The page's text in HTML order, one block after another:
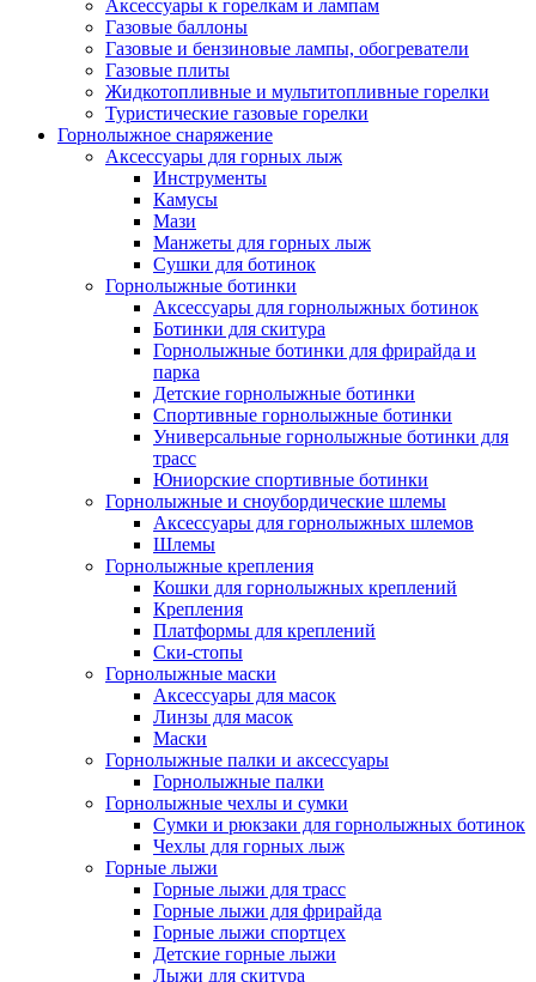
Аксессуары к горелкам и лампам
Газовые баллоны
Газовые и бензиновые лампы, обогреватели
Газовые плиты
Жидкотопливные и мультитопливные горелки
Туристические газовые горелки
Горнолыжное снаряжение
Аксессуары для горных лыж
Инструменты
Камусы
Мази
Манжеты для горных лыж
Сушки для ботинок
Горнолыжные ботинки
Аксессуары для горнолыжных ботинок
Ботинки для скитура
Горнолыжные ботинки для фрирайда и
парка
Детские горнолыжные ботинки
Спортивные горнолыжные ботинки
Универсальные горнолыжные ботинки для
трасс
Юниорские спортивные ботинки
Горнолыжные и сноубордические шлемы
Аксессуары для горнолыжных шлемов
Шлемы
Горнолыжные крепления
Кошки для горнолыжных креплений
Крепления
Платформы для креплений
Ски-стопы
Горнолыжные маски
Аксессуары для масок
Линзы для масок
Маски
Горнолыжные палки и аксессуары
Горнолыжные палки
Горнолыжные чехлы и сумки
Сумки и рюкзаки для горнолыжных ботинок
Чехлы для горных лыж
Горные лыжи
Горные лыжи для трасс
Горные лыжи для фрирайда
Горные лыжи спортцех
Детские горные лыжи
Лыжи для скитура